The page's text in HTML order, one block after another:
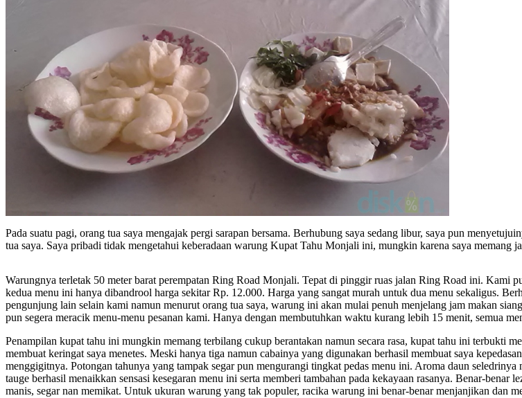
Pada suatu pagi, orang tua saya mengajak pergi sarapan bersama. Berhubung saya sedang libur, saya pun
tua saya. Saya pribadi tidak mengetahui keberadaan warung Kupat Tahu Monjali ini, mungkin karena saya memang
Warungnya terletak 50 meter barat perempatan Ring Road Monjali. Tepat di pinggir ruas jalan Ring Road ini. Kami
kedua menu ini hanya dibandrool harga sekitar Rp. 12.000. Harga yang sangat murah untuk dua menu sekaligus.
pengunjung lain selain kami namun menurut orang tua saya, warung ini akan mulai penuh menjelang jam makan
pun segera meracik menu-menu pesanan kami. Hanya dengan membutuhkan waktu kurang lebih 15 menit, semua
Penampilan kupat tahu ini mungkin memang terbilang cukup berantakan namun secara rasa, kupat tahu ini terbukti
membuat keringat saya menetes. Meski hanya tiga namun cabainya yang digunakan berhasil membuat saya
menggigitnya. Potongan tahunya yang tampak segar pun mengurangi tingkat pedas menu ini. Aroma daun
tauge berhasil menaikkan sensasi kesegaran menu ini serta memberi tambahan pada kekayaan rasanya. Benar-
manis, segar nan memikat. Untuk ukuran warung yang tak populer, racika warung ini benar-benar menjanjikan dan